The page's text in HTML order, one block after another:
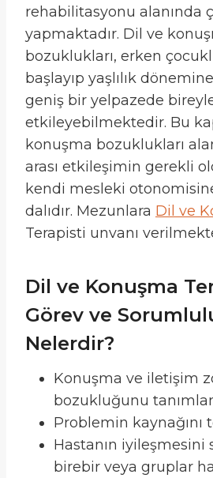
rehabilitasyonu alanında
yapmaktadır. Dil ve
bozuklukları, erken
başlayıp yaşlılık
geniş bir yelpazede
etkileyebilmektedir. Bu
konuşma bozuklukları
arası etkileşimin gerekli
kendi mesleki
dalıdır. Mezunlara Dil ve
Terapisti unvanı
Dil ve Konuşma
Görev ve
Nelerdir?
Konuşma ve iletişim
bozukluğunu
Problemin kaynağını
Hastanın iyileşmesini
birebir veya gruplar